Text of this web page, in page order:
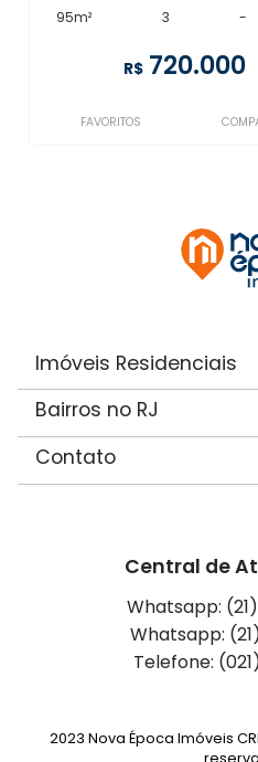
95m² 3 -
R$ 720.000
FAVORITOS
Imóveis Residenciais
Bairros no RJ
Contato
Central de
Whatsapp:
Whatsapp:
Telefone:
2023 Nova Época Imóveis